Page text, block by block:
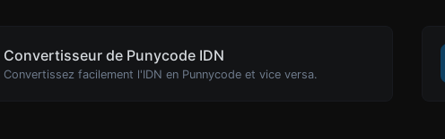
Convertisseur de Punycode IDN
Convertissez facilement l'IDN en Punnycode et vice versa.